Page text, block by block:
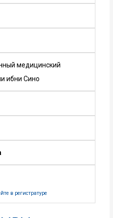
медицинский
ибни Сино
в регистратуре